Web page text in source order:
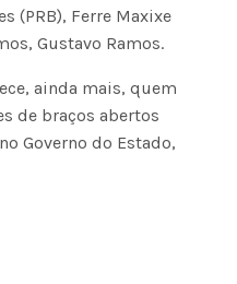
(PRB), Ferre Maxixe
Gustavo Ramos.
ainda mais, quem
de braços abertos
Governo do Estado,